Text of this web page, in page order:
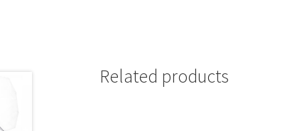
Related products